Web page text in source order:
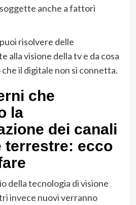
anche a fattori
risolvere delle
alla visione della tv e da cosa
il digitale non si connetta.
che
la
dei canali
terrestre: ecco
della tecnologia di visione
invece nuovi verranno